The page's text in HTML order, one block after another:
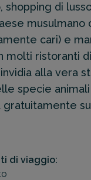
di
cari) e
ristoranti
alla vera
specie
di viaggio: